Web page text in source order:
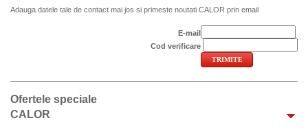
Adauga datele tale de contact mai jos si primeste noutati CALOR prin email
E-mail
Cod verificare
Ofertele speciale
CALOR